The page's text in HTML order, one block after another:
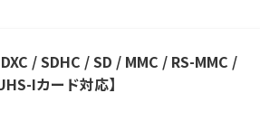
/ SDHC / SD / MMC / RS-MMC /
Iカード対応】